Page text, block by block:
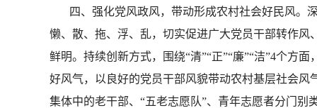
四、强化党风政风，带动形成农村社会好民风。深
懒、散、拖、浮、乱，切实促进广大党员干部转作
鲜明。持续创新方式，围绕“清”“正”“廉”“洁”4个方
好风气，以良好的党员干部风貌带动农村基层社会风
集体中的老干部、“五老志愿队”、青年志愿者分门